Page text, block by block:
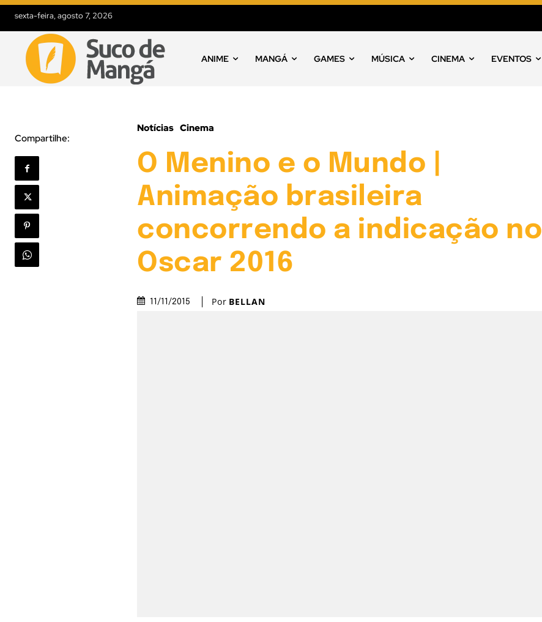
sexta-feira, agosto 7, 2026
ANIME MANGÁ GAMES MÚSICA CINEMA EVENTOS
Compartilhe:
Notícias Cinema
O Menino e o Mundo |
Animação brasileira
concorrendo a indicação no
Oscar 2016
11/11/2015 Por BELLAN